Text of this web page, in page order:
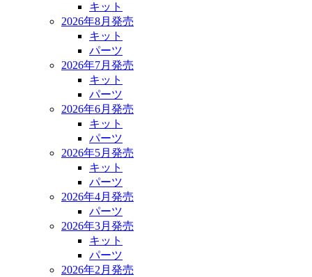
キット
2026年8月発売
キット
パーツ
2026年7月発売
キット
パーツ
2026年6月発売
キット
パーツ
2026年5月発売
キット
パーツ
2026年4月発売
パーツ
2026年3月発売
キット
パーツ
2026年2月発売